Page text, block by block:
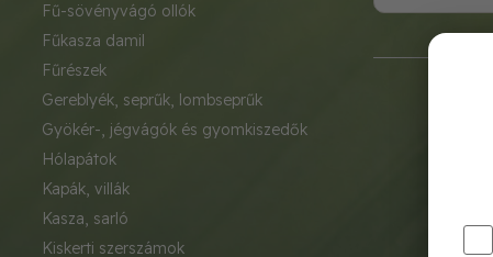
fű-sövényvágó ollók
fűkasza damil
fűrészek
gereblyék, seprűk, lombseprűk
gyökér-, jégvágók és gyomkiszedők
hólapátok
kapák, villák
kasza, sarló
kiskerti szerszámok